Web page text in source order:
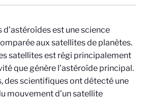
d’astéroïdes est une science
aux satellites de planètes.
satellites est régi principalement
que génère l’astéroïde principal.
des scientifiques ont détecté une
mouvement d’un satellite